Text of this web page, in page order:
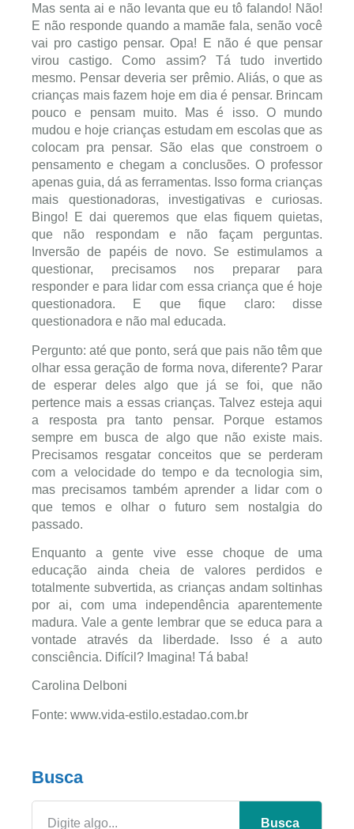
Mas senta ai e não levanta que eu tô falando! Não!
E não responde quando a mamãe fala, senão você
vai pro castigo pensar. Opa! E não é que pensar
virou castigo. Como assim? Tá tudo invertido
mesmo. Pensar deveria ser prêmio. Aliás, o que as
crianças mais fazem hoje em dia é pensar. Brincam
pouco e pensam muito. Mas é isso. O mundo
mudou e hoje crianças estudam em escolas que as
colocam pra pensar. São elas que constroem o
pensamento e chegam a conclusões. O professor
apenas guia, dá as ferramentas. Isso forma crianças
mais questionadoras, investigativas e curiosas.
Bingo! E dai queremos que elas fiquem quietas,
que não respondam e não façam perguntas.
Inversão de papéis de novo. Se estimulamos a
questionar, precisamos nos preparar para
responder e para lidar com essa criança que é hoje
questionadora. E que fique claro: disse
questionadora e não mal educada.
Pergunto: até que ponto, será que pais não têm que
olhar essa geração de forma nova, diferente? Parar
de esperar deles algo que já se foi, que não
pertence mais a essas crianças. Talvez esteja aqui
a resposta pra tanto pensar. Porque estamos
sempre em busca de algo que não existe mais.
Precisamos resgatar conceitos que se perderam
com a velocidade do tempo e da tecnologia sim,
mas precisamos também aprender a lidar com o
que temos e olhar o futuro sem nostalgia do
passado.
Enquanto a gente vive esse choque de uma
educação ainda cheia de valores perdidos e
totalmente subvertida, as crianças andam soltinhas
por ai, com uma independência aparentemente
madura. Vale a gente lembrar que se educa para a
vontade através da liberdade. Isso é a auto
consciência. Difícil? Imagina! Tá baba!
Carolina Delboni
Fonte: www.vida-estilo.estadao.com.br
Busca
Busca